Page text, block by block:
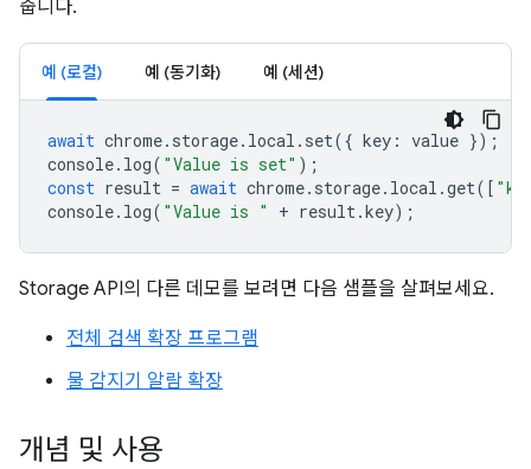
줍니다.
예 (로컬) 예 (동기화) 예 (세션)
await chrome. storage. local . set({ key : value });
console. log( "Value is set" );
const result = await chrome. storage. local .get([
console. log( "Value is " + result.key);
Storage API의 다른 데모를 보려면 다음 샘플을 살펴보세요.
전체 검색 확장 프로그램
물 감지기 알람 확장
개념 및 사용